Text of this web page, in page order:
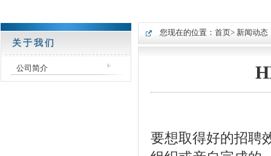
关于我们
公司简介
您现在的位置： 首页> 新闻动态
要想取得好的招聘